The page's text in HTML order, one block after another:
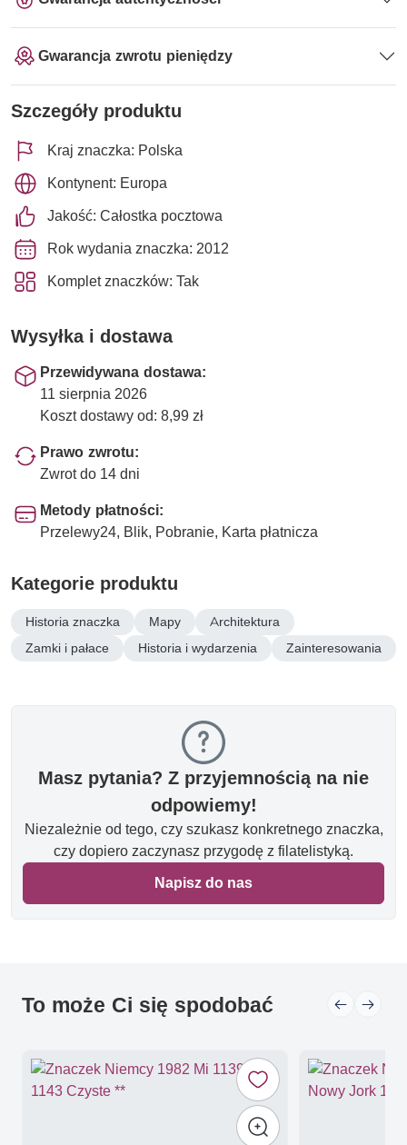
Gwarancja zwrotu pieniędzy
Szczegóły produktu
Kraj znaczka: Polska
Kontynent: Europa
Jakość: Całostka pocztowa
Rok wydania znaczka: 2012
Komplet znaczków: Tak
Wysyłka i dostawa
Przewidywana dostawa:
11 sierpnia 2026
Koszt dostawy od: 8,99 zł
Prawo zwrotu:
Zwrot do 14 dni
Metody płatności:
Przelewy24, Blik, Pobranie, Karta płatnicza
Kategorie produktu
Historia znaczka Mapy
Architektura
Zamki i pałace
Historia i wydarzenia Zainteresowania
Masz pytania? Z przyjemnością na nie
odpowiemy!
Niezależnie od tego, czy szukasz konkretnego znaczka,
czy dopiero zaczynasz przygodę z filatelistyką.
Napisz do nas
To może Ci się spodobać